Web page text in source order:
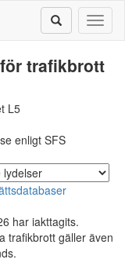
trafikbrott
L5
enligt SFS
har iakttagits.
trafikbrott gäller även